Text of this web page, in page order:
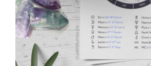
elegir
en
la
página
de